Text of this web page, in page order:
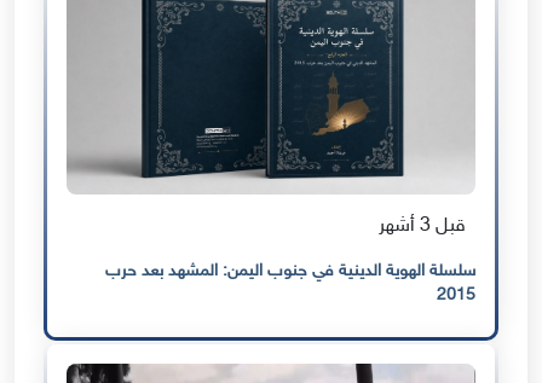
قبل 3 أشهر
سلسلة الهوية الدينية في جنوب اليمن: المشهد بعد حرب
2015